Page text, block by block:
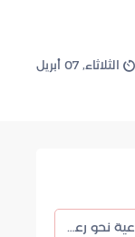
الثلاثاء, 07 أبريل
القطاع الصحي السعودي: قفزة نوعية نحو رعاية صحية مستدامة